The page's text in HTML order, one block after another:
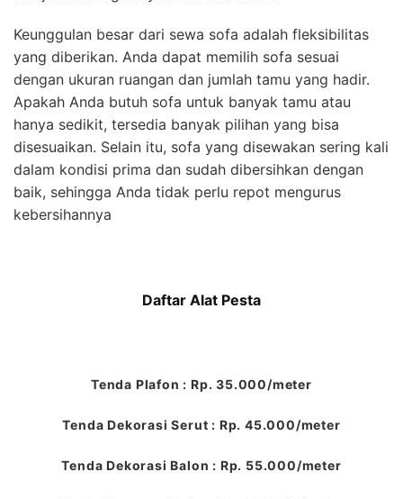
Keunggulan besar dari sewa sofa adalah fleksibilitas
yang diberikan. Anda dapat memilih sofa sesuai
dengan ukuran ruangan dan jumlah tamu yang hadir.
Apakah Anda butuh sofa untuk banyak tamu atau
hanya sedikit, tersedia banyak pilihan yang bisa
disesuaikan. Selain itu, sofa yang disewakan sering kali
dalam kondisi prima dan sudah dibersihkan dengan
baik, sehingga Anda tidak perlu repot mengurus
kebersihannya
Daftar Alat Pesta
Tenda Plafon : Rp. 35.000/meter
Tenda Dekorasi Serut : Rp. 45.000/meter
Tenda Dekorasi Balon : Rp. 55.000/meter